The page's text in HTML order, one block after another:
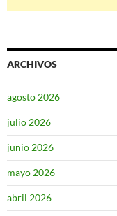
ARCHIVOS
agosto 2026
julio 2026
junio 2026
mayo 2026
abril 2026